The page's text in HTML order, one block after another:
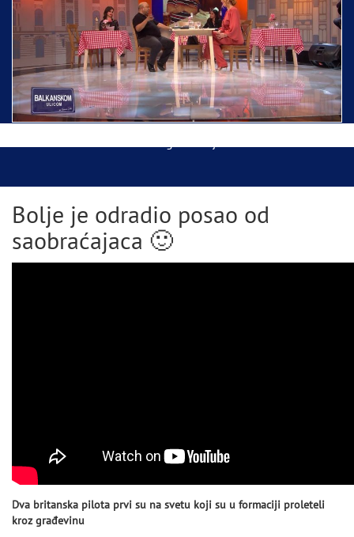
Ispraćaj Pojasa Presvete Bogorodice danas iz
Hrama Svetog Save
Bolje je odradio posao od
saobraćajaca 🙂
Dva britanska pilota prvi su na svetu koji su u formaciji proleteli
kroz građevinu